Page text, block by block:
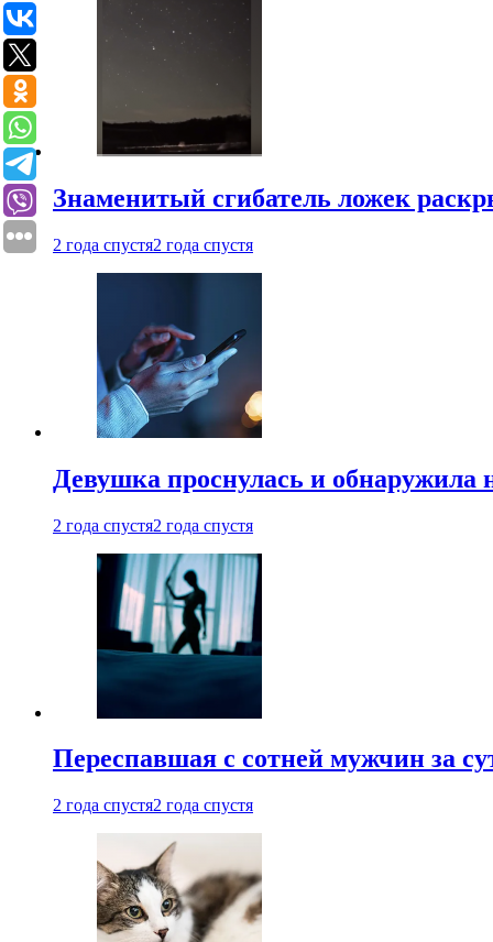
Знаменитый сгибатель ложек
2 года спустя2 года спустя
Девушка проснулась и обнаружила
2 года спустя2 года спустя
Переспавшая с сотней мужчин за
2 года спустя2 года спустя